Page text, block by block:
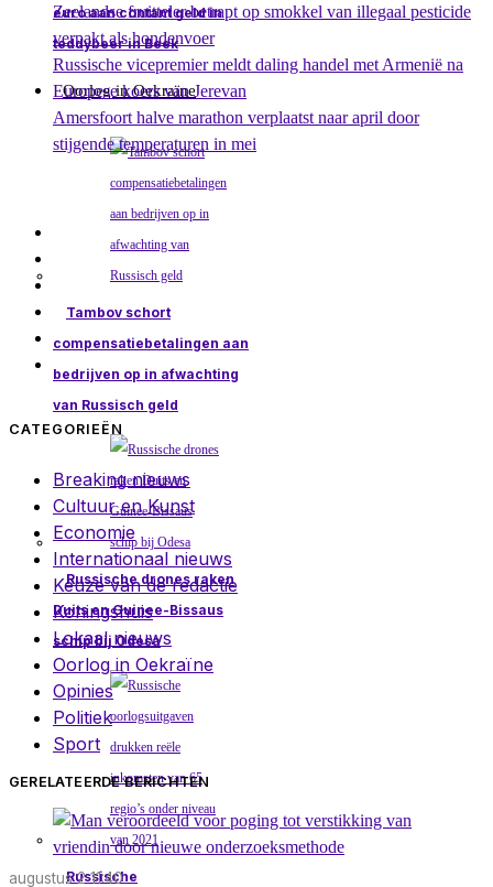
euro aan contant geld in
teddybeer in Beek
Oorlog in Oekraïne
Tambov schort
compensatiebetalingen aan
bedrijven op in afwachting
van Russisch geld
Russische drones raken
Duits en Guinee-Bissaus
schip bij Odesa
Russische
Zeelandse fruitteler betrapt op smokkel van illegaal pesticide
verpakt als hondenvoer
Russische vicepremier meldt daling handel met Armenië na
Europese koers van Jerevan
Amersfoort halve marathon verplaatst naar april door
stijgende temperaturen in mei
CATEGORIEËN
Breaking nieuws
Cultuur en Kunst
Economie
Internationaal nieuws
Keuze van de redactie
Koningshuis
Lokaal nieuws
Oorlog in Oekraïne
Opinies
Politiek
Sport
GERELATEERDE BERICHTEN
augustus 2 11:40